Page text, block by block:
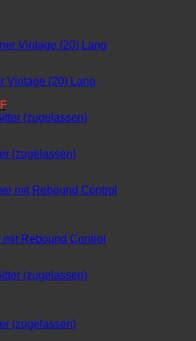
Vintage (20) Lang
Aktueller
Preis
(zugelassen)
Rebound Control
(zugelassen)